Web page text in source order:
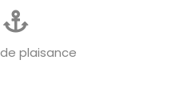
plaisance